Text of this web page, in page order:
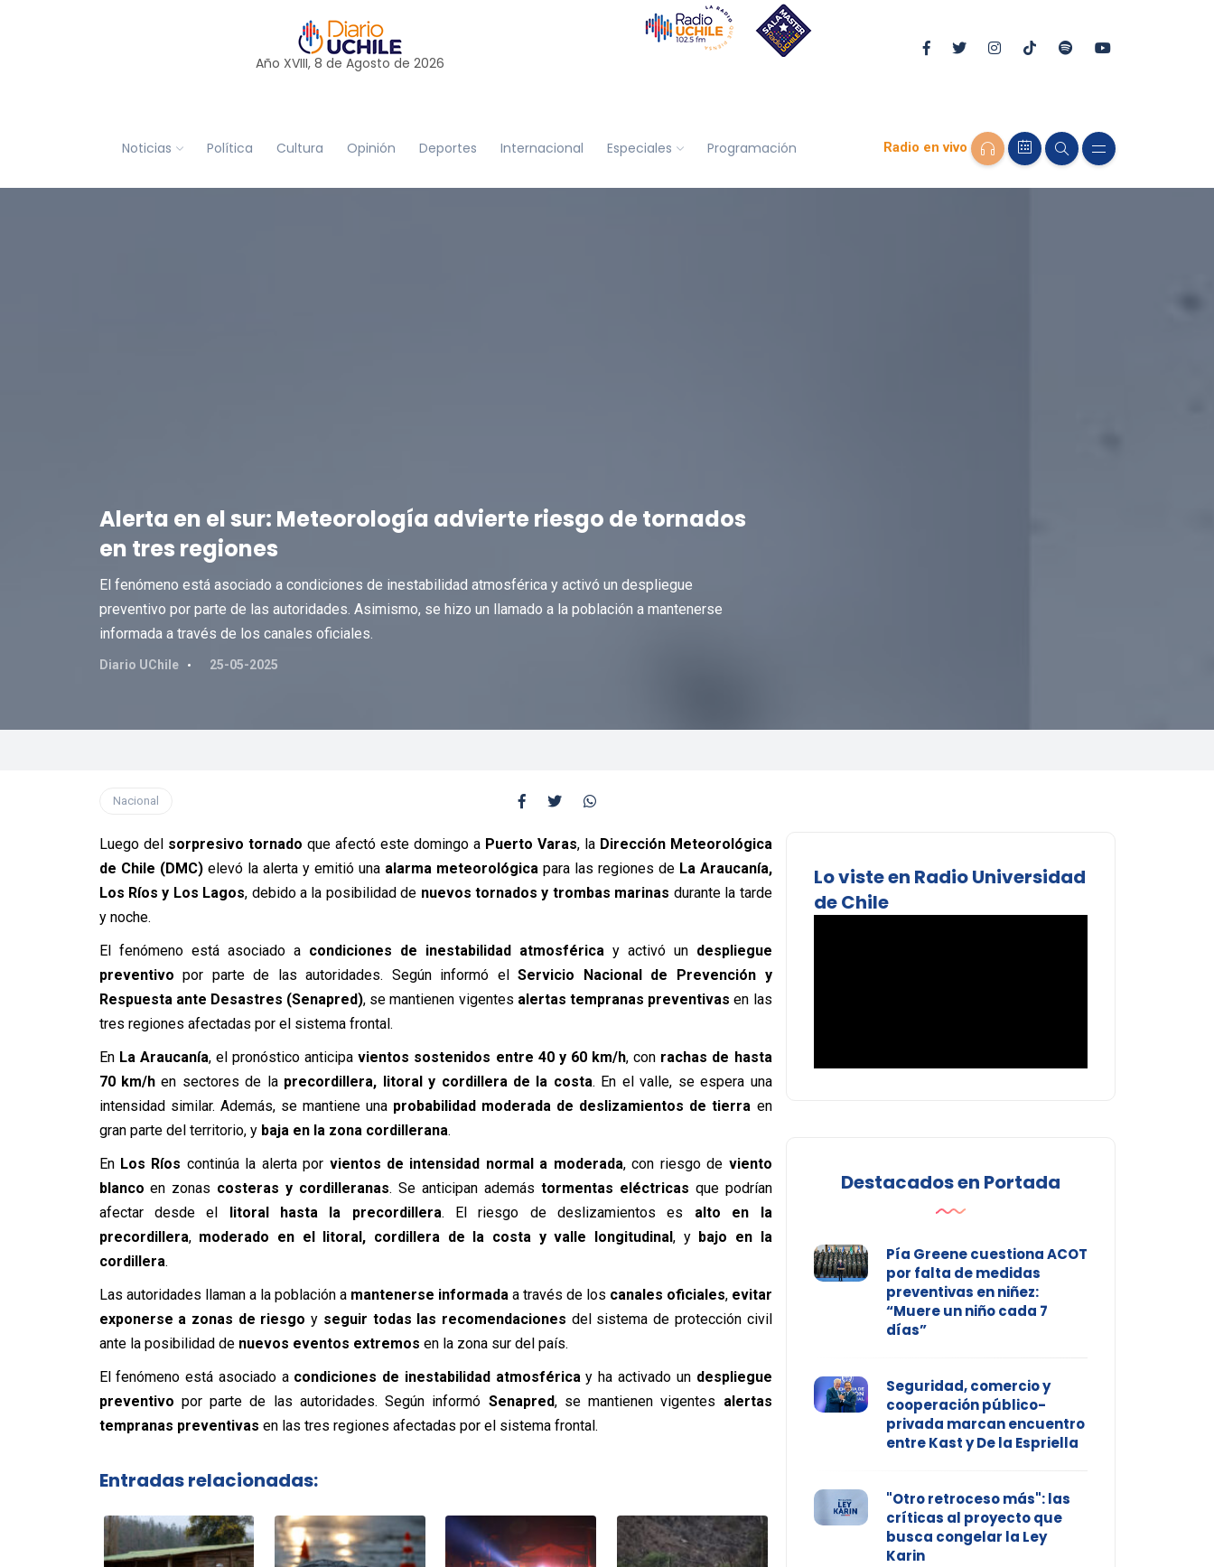
Año XVIII, 8 de Agosto de 2026
Noticias Política Cultura Opinión Deportes Internacional Especiales Programación Radio en vivo
Alerta en el sur: Meteorología advierte riesgo de tornados
en tres regiones
El fenómeno está asociado a condiciones de inestabilidad atmosférica y activó un despliegue
preventivo por parte de las autoridades. Asimismo, se hizo un llamado a la población a mantenerse
informada a través de los canales oficiales.
Diario UChile 25-05-2025
Nacional
Luego del sorpresivo tornado que afectó este domingo a Puerto Varas, la Dirección Meteorológica
de Chile (DMC)elevó la alerta y emitió una alarma meteorológicapara las regiones de La Araucanía,
Los Ríos y Los Lagos, debido a la posibilidad de nuevos tornados y trombas marinas durante la tarde
y noche.
El fenómeno está asociado a condiciones de inestabilidad atmosféricay activó un despliegue
preventivo por parte de las autoridades. Según informó elServicio Nacional de Prevención y
Respuesta ante Desastres (Senapred), se mantienen vigentes alertas tempranas preventivas en las
tres regiones afectadas por el sistema frontal.
En La Araucanía, el pronóstico anticipavientos sostenidos entre 40 y 60 km/h, con rachas de hasta
70 km/hen sectores de la precordillera, litoral y cordillera de la costa. En el valle, se espera una
intensidad similar. Además, se mantiene una probabilidad moderada de deslizamientos de tierra en
gran parte del territorio, y baja en la zona cordillerana.
En Los Ríos continúa la alerta por vientos de intensidad normal a moderada, con riesgo de viento
blanco en zonas costeras y cordilleranas. Se anticipan además tormentas eléctricas que podrían
afectar desde el litoral hasta la precordillera. El riesgo de deslizamientos es alto en la
precordillera, moderado en el litoral, cordillera de la costa y valle longitudinal, y bajo en la
cordillera.
Las autoridades llaman a la población a mantenerse informadaa través de los canales oficiales, evitar
exponerse a zonas de riesgo y seguir todas las recomendaciones del sistema de protección civil
ante la posibilidad de nuevos eventos extremos en la zona sur del país.
El fenómeno está asociado a condiciones de inestabilidad atmosféricay ha activado un despliegue
preventivo por parte de las autoridades. Según informó Senapred, se mantienen vigentes alertas
tempranas preventivas en las tres regiones afectadas por el sistema frontal.
Entradas relacionadas:
Lo viste en Radio Universidad
de Chile
Destacados en Portada
Pía Greene cuestiona ACOT
por falta de medidas
preventivas en niñez:
“Muere un niño cada 7
días”
Seguridad, comercio y
cooperación público-
privada marcan encuentro
entre Kast y De la Espriella
"Otro retroceso más": las
críticas al proyecto que
busca congelar la Ley
Karin